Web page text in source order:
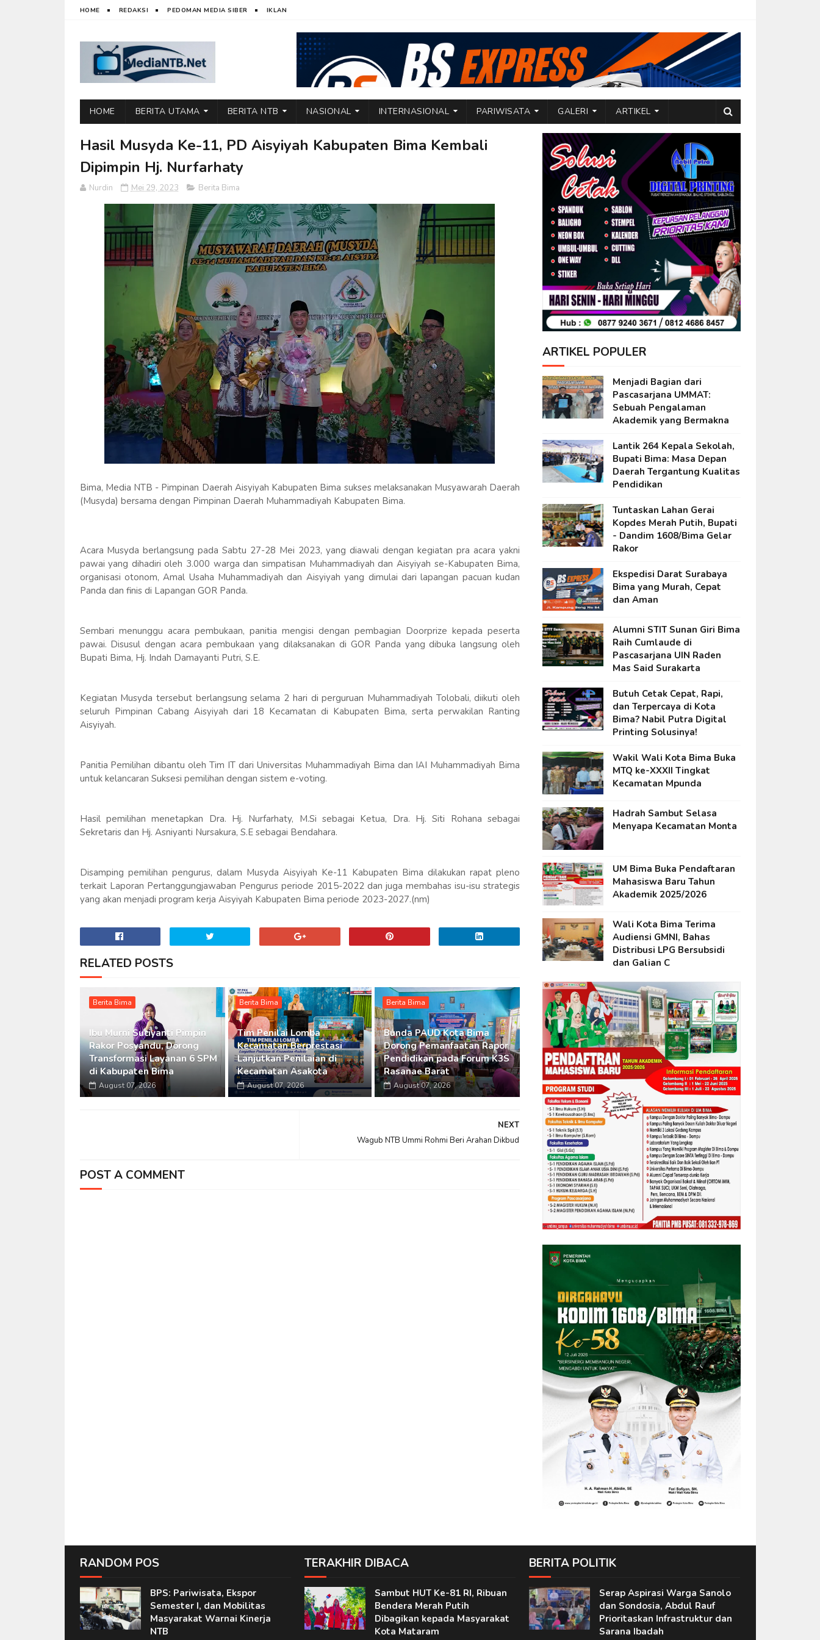
HOME REDAKSI PEDOMAN MEDIA SIBER IKLAN
HOME BERITA UTAMA BERITA NTB NASIONAL INTERNASIONAL PARIWISATA GALERI ARTIKEL
Hasil Musyda Ke-11, PD Aisyiyah Kabupaten Bima Kembali
Dipimpin Hj. Nurfarhaty
Nurdin Mei 29, 2023 Berita Bima
Bima, Media NTB - Pimpinan Daerah Aisyiyah Kabupaten Bima sukses melaksanakan Musyawarah Daerah
(Musyda) bersama dengan Pimpinan Daerah Muhammadiyah Kabupaten Bima.
Acara Musyda berlangsung pada Sabtu 27-28 Mei 2023, yang diawali dengan kegiatan pra acara yakni
pawai yang dihadiri oleh 3.000 warga dan simpatisan Muhammadiyah dan Aisyiyah se-Kabupaten Bima,
organisasi otonom, Amal Usaha Muhammadiyah dan Aisyiyah yang dimulai dari lapangan pacuan kudan
Panda dan finis di Lapangan GOR Panda.
Sembari menunggu acara pembukaan, panitia mengisi dengan pembagian Doorprize kepada peserta
pawai. Disusul dengan acara pembukaan yang dilaksanakan di GOR Panda yang dibuka langsung oleh
Bupati Bima, Hj. Indah Damayanti Putri, S.E.
Kegiatan Musyda tersebut berlangsung selama 2 hari di perguruan Muhammadiyah Tolobali, diikuti oleh
seluruh Pimpinan Cabang Aisyiyah dari 18 Kecamatan di Kabupaten Bima, serta perwakilan Ranting
Aisyiyah.
Panitia Pemilihan dibantu oleh Tim IT dari Universitas Muhammadiyah Bima dan IAI Muhammadiyah Bima
untuk kelancaran Suksesi pemilihan dengan sistem e-voting.
Hasil pemilihan menetapkan Dra. Hj. Nurfarhaty, M.Si sebagai Ketua, Dra. Hj. Siti Rohana sebagai
Sekretaris dan Hj. Asniyanti Nursakura, S.E sebagai Bendahara.
Disamping pemilihan pengurus, dalam Musyda Aisyiyah Ke-11 Kabupaten Bima dilakukan rapat pleno
terkait Laporan Pertanggungjawaban Pengurus periode 2015-2022 dan juga membahas isu-isu strategis
yang akan menjadi program kerja Aisyiyah Kabupaten Bima periode 2023-2027.(nm)
RELATED POSTS
Berita Bima
Ibu Murni Suciyanti Pimpin
Rakor Posyandu, Dorong
Transformasi Layanan 6 SPM
di Kabupaten Bima
August 07, 2026
Berita Bima
Tim Penilai Lomba
Kecamatan Berprestasi
Lanjutkan Penilaian di
Kecamatan Asakota
August 07, 2026
Berita Bima
Bunda PAUD Kota Bima
Dorong Pemanfaatan Rapor
Pendidikan pada Forum K3S
Rasanae Barat
August 07, 2026
NEXT
Wagub NTB Ummi Rohmi Beri Arahan Dikbud
POST A COMMENT
ARTIKEL POPULER
Menjadi Bagian dari
Pascasarjana UMMAT:
Sebuah Pengalaman
Akademik yang Bermakna
Lantik 264 Kepala Sekolah,
Bupati Bima: Masa Depan
Daerah Tergantung Kualitas
Pendidikan
Tuntaskan Lahan Gerai
Kopdes Merah Putih, Bupati
- Dandim 1608/Bima Gelar
Rakor
Ekspedisi Darat Surabaya
Bima yang Murah, Cepat
dan Aman
Alumni STIT Sunan Giri Bima
Raih Cumlaude di
Pascasarjana UIN Raden
Mas Said Surakarta
Butuh Cetak Cepat, Rapi,
dan Terpercaya di Kota
Bima? Nabil Putra Digital
Printing Solusinya!
Wakil Wali Kota Bima Buka
MTQ ke-XXXII Tingkat
Kecamatan Mpunda
Hadrah Sambut Selasa
Menyapa Kecamatan Monta
UM Bima Buka Pendaftaran
Mahasiswa Baru Tahun
Akademik 2025/2026
Wali Kota Bima Terima
Audiensi GMNI, Bahas
Distribusi LPG Bersubsidi
dan Galian C
RANDOM POS
BPS: Pariwisata, Ekspor
Semester I, dan Mobilitas
Masyarakat Warnai Kinerja
NTB
TERAKHIR DIBACA
Sambut HUT Ke-81 RI, Ribuan
Bendera Merah Putih
Dibagikan kepada Masyarakat
Kota Mataram
BERITA POLITIK
Serap Aspirasi Warga Sanolo
dan Sondosia, Abdul Rauf
Prioritaskan Infrastruktur dan
Sarana Ibadah